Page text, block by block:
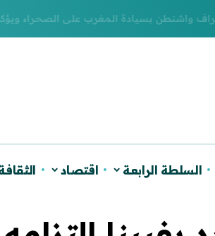
واشنطن بسيادة المغرب على الصحراء ويؤكد
السلطة الرابعة اقتصاد